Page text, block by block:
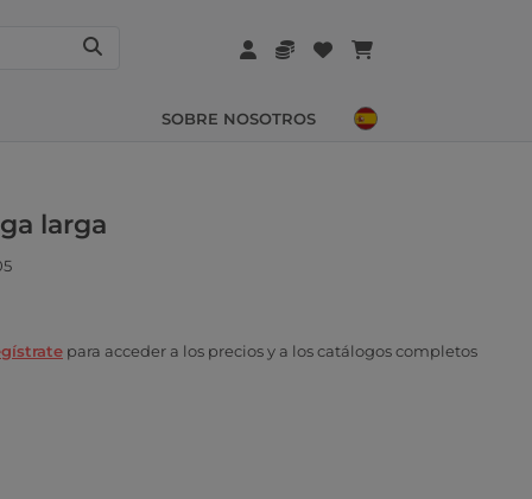
SOBRE NOSOTROS
larga
para acceder a los precios y a los catálogos completos